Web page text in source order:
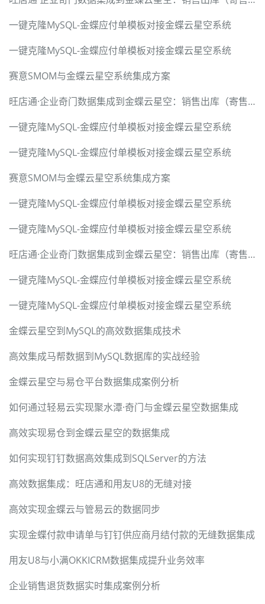
一键克隆MySQL-金蝶应付单模板对接金蝶云星空系统
一键克隆MySQL-金蝶应付单模板对接金蝶云星空系统
赛意SMOM与金蝶云星空系统集成方案
旺店通·企业奇门数据集成到金蝶云星空：销售出库（寄售业务）案例分享
一键克隆MySQL-金蝶应付单模板对接金蝶云星空系统
一键克隆MySQL-金蝶应付单模板对接金蝶云星空系统
赛意SMOM与金蝶云星空系统集成方案
一键克隆MySQL-金蝶应付单模板对接金蝶云星空系统
一键克隆MySQL-金蝶应付单模板对接金蝶云星空系统
旺店通·企业奇门数据集成到金蝶云星空：销售出库（寄售业务）案例分享
一键克隆MySQL-金蝶应付单模板对接金蝶云星空系统
一键克隆MySQL-金蝶应付单模板对接金蝶云星空系统
金蝶云星空到MySQL的高效数据集成技术
高效集成马帮数据到MySQL数据库的实战经验
金蝶云星空与易仓平台数据集成案例分析
如何通过轻易云实现聚水潭·奇门与金蝶云星空数据集成
高效实现易仓到金蝶云星空的数据集成
如何实现钉钉数据高效集成到SQLServer的方法
高效数据集成：旺店通和用友U8的无缝对接
高效实现金蝶云与管易云的数据同步
实现金蝶付款申请单与钉钉供应商月结付款的无缝数据集成
用友U8与小满OKKICRM数据集成提升业务效率
企业销售退货数据实时集成案例分析